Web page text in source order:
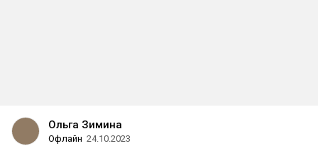
Ольга Зимина
Офлайн 24.10.2023